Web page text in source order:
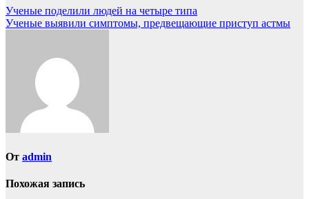
Навигация
по
Ученые поделили людей на четыре типа
Ученые выявили симптомы, предвещающие приступ астмы
От admin
Похожая запись